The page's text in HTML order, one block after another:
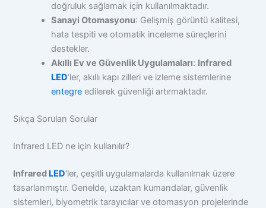
doğruluk sağlamak için kullanılmaktadır.
Sanayi Otomasyonu: Gelişmiş görüntü kalitesi,
hata tespiti ve otomatik inceleme süreçlerini
destekler.
Akıllı Ev ve Güvenlik Uygulamaları: Infrared
LED‘ler, akıllı kapı zilleri ve izleme sistemlerine
entegre edilerek güvenliği artırmaktadır.
Sıkça Sorulan Sorular
Infrared LED ne için kullanılır?
Infrared LED‘ler, çeşitli uygulamalarda kullanılmak üzere
tasarlanmıştır. Genelde, uzaktan kumandalar, güvenlik
sistemleri, biyometrik tarayıcılar ve otomasyon projelerinde